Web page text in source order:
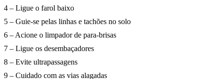
4 – Ligue o farol baixo
5 – Guie-se pelas linhas e tachões no solo
6 – Acione o limpador de para-brisas
7 – Ligue os desembaçadores
8 – Evite ultrapassagens
9 – Cuidado com as vias alagadas